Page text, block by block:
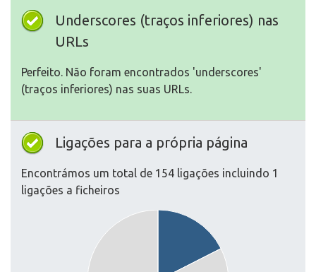
Underscores (traços inferiores) nas
URLs
Perfeito. Não foram encontrados 'underscores'
(traços inferiores) nas suas URLs.
Ligações para a própria página
Encontrámos um total de 154 ligações incluindo 1
ligações a ficheiros